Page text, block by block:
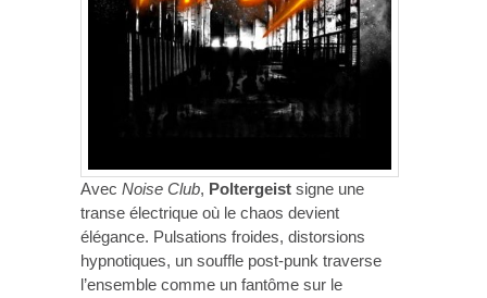
Avec Noise Club, Poltergeist signe une
transe électrique où le chaos devient
élégance. Pulsations froides, distorsions
hypnotiques, un souffle post-punk traverse
l’ensemble comme un fantôme sur le